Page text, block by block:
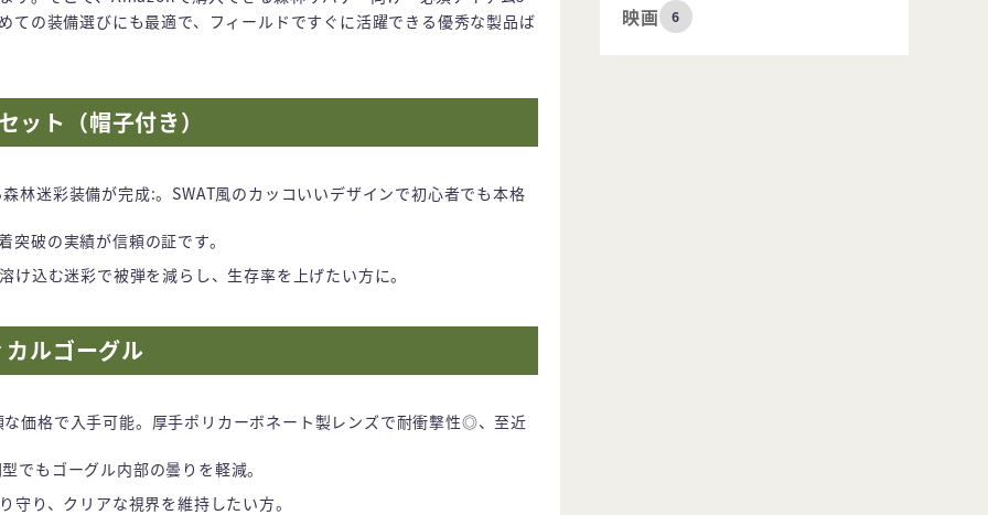
ての装備選びにも最適で、フィールドですぐに活躍できる優秀な製品ば
ト（帽子付き）
林迷彩装備が完成:。SWAT風のカッコいいデザインで初心者でも本格
破の実績が信頼の証です。
込む迷彩で被弾を減らし、生存率を上げたい方に。
ルゴーグル
価格で入手可能。厚手ポリカーボネート製レンズで耐衝撃性◎、至近
でもゴーグル内部の曇りを軽減。
り、クリアな視界を維持したい方。
映画 6